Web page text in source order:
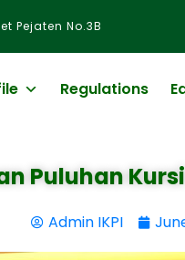
Pejaten No.3B
Regulations
Puluhan
Admin IKPI